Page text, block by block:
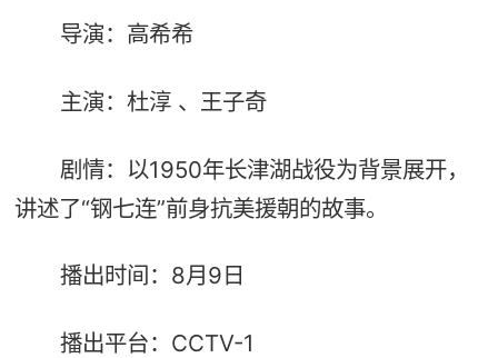
导演：高希希
主演：杜淳 、王子奇
剧情：以1950年长津湖战役为背景展开，
讲述了“钢七连”前身抗美援朝的故事。
播出时间：8月9日
播出平台：CCTV-1